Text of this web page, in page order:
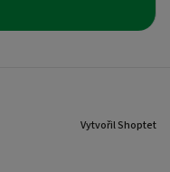
Vytvořil Shoptet